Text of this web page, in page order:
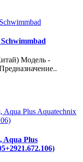
Модель -
Aqua Plus